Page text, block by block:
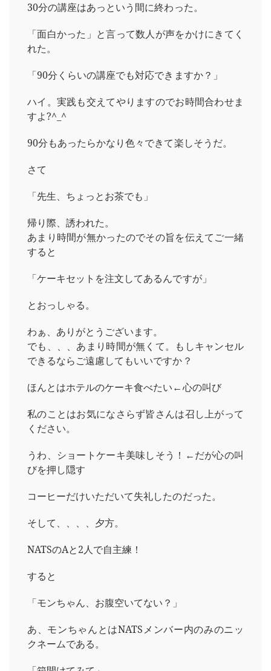
30分の講座はあっという間に終わった。
「面白かった」と言って数人が声をかけにきてく
れた。
「90分くらいの講座でも対応できますか？」
ハイ。実践も交えてやりますのでお時間合わせま
すよ?^_^
90分もあったらかなり色々できて楽しそうだ。
さて
「先生、ちょっとお茶でも」
帰り際、誘われた。
あまり時間が無かったのでその旨を伝えてご一緒
すると
「ケーキセットを注文してあるんですが」
とおっしゃる。
わぁ、ありがとうございます。
でも、、、あまり時間が無くて。もしキャンセル
できるならご遠慮してもいいですか？
ほんとはホテルのケーキ食べたい←心の叫び
私のことはお気になさらず皆さんは召し上がって
ください。
うわ、ショートケーキ美味しそう！←だが心の叫
びを押し隠す
コーヒーだけいただいて失礼したのだった。
そして、、、、夕方。
NATSのAと2人で自主練！
すると
「モンちゃん、お腹空いてない？」
あ、モンちゃんとはNATSメンバー内のみのニッ
クネームである。